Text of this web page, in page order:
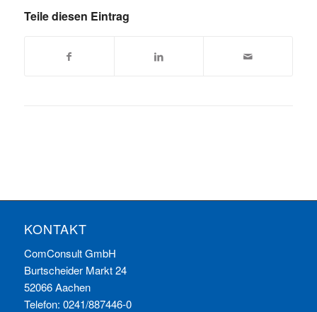
Teile diesen Eintrag
KONTAKT
ComConsult GmbH
Burtscheider Markt 24
52066 Aachen
Telefon: 0241/887446-0